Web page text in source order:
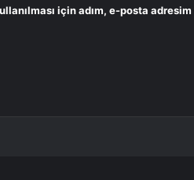
için adım, e-posta